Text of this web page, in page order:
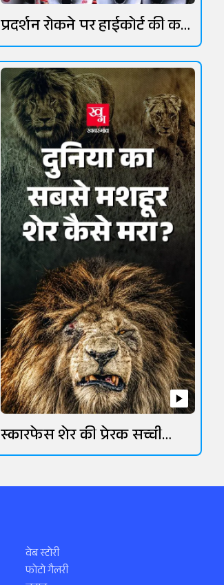
प्रदर्शन रोकने पर हाईकोर्ट की कड़ी
फटकार
स्कारफेस शेर की प्रेरक सच्ची
कहानी
वेब स्टोरी
फोटो गैलरी